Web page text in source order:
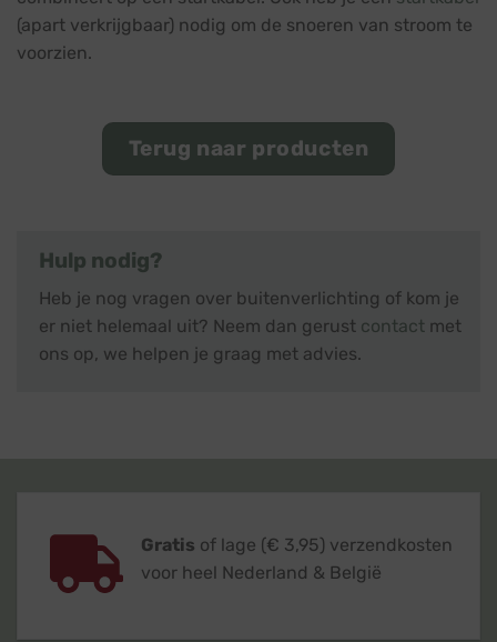
(apart verkrijgbaar) nodig om de snoeren van stroom te
voorzien.
Terug naar producten
Hulp nodig?
Heb je nog vragen over buitenverlichting of kom je
er niet helemaal uit? Neem dan gerust contact met
ons op, we helpen je graag met advies.
Gratis of lage (€ 3,95) verzendkosten
voor heel Nederland & België